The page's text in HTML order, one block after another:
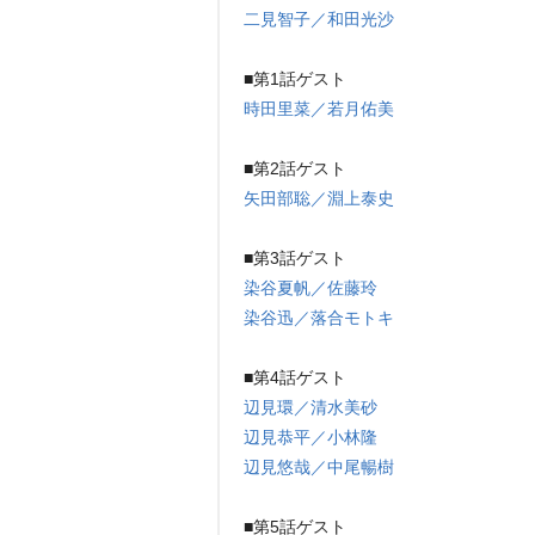
二見智子／和田光沙
■第1話ゲスト
時田里菜／若月佑美
■第2話ゲスト
矢田部聡／淵上泰史
■第3話ゲスト
染谷夏帆／佐藤玲
染谷迅／落合モトキ
■第4話ゲスト
辺見環／清水美砂
辺見恭平／小林隆
辺見悠哉／中尾暢樹
■第5話ゲスト